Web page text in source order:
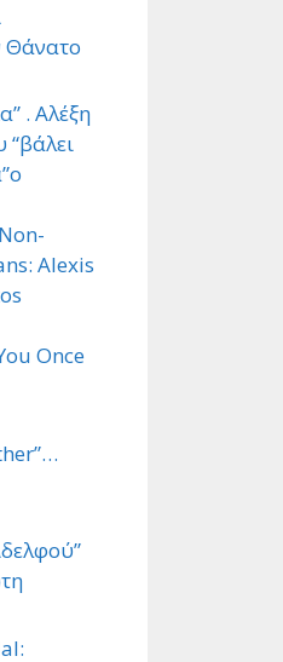
Θάνατο
. Αλέξη
Alexis
Once